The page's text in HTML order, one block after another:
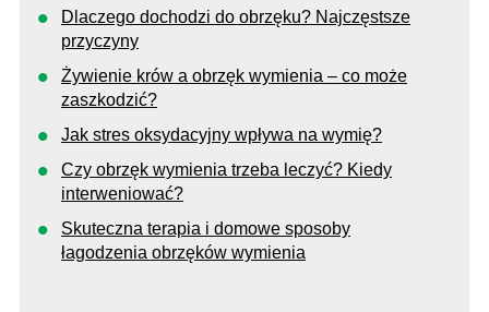
Dlaczego dochodzi do obrzęku? Najczęstsze
przyczyny
Żywienie krów a obrzęk wymienia – co może
zaszkodzić?
Jak stres oksydacyjny wpływa na wymię?
Czy obrzęk wymienia trzeba leczyć? Kiedy
interweniować?
Skuteczna terapia i domowe sposoby
łagodzenia obrzęków wymienia